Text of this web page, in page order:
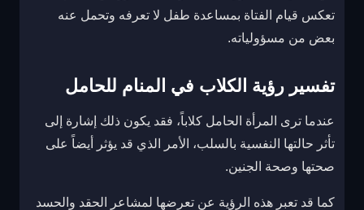
تعكس قيام الفتاة بمساعدة طفل لا تعرفه وتحمل عنه
بعض من مسؤولياته.
تفسير رؤية الكلاب في المنام للحامل
عندما ترى المرأة الحامل كلاباً، فقد يكون ذلك إشارة إلى
تأثر حالتها النفسية بالسلب، الأمر الذي قد يؤثر أيضاً على
صحتها وصحة الجنين.
كما قد تعبر هذه الرؤية عن تعرضها لمشاعر الحقد والحسد